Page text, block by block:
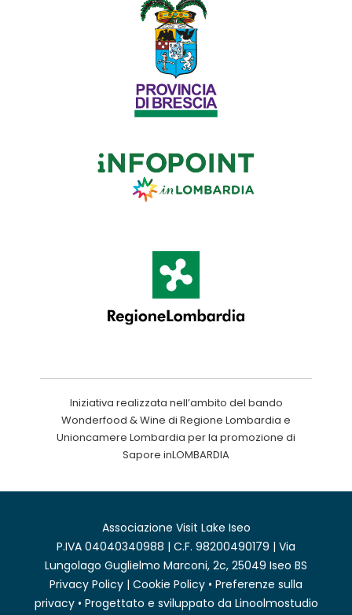
Iniziativa realizzata nell’ambito del bando
Wonderfood & Wine di Regione Lombardia e
Unioncamere Lombardia per la promozione di
Sapore inLOMBARDIA
Associazione Visit Lake Iseo
P.IVA 04040340988 | C.F. 98200490179 | Via
Lungolago Guglielmo Marconi, 2c, 25049 Iseo BS
Privacy Policy | Cookie Policy • Preferenze sulla
privacy• Progettato e sviluppato da Linoolmostudio